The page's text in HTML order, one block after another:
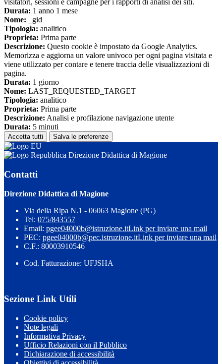
visitatori, sessioni e campagne per i rapporti di analisi dei siti.
Durata: 1 anno 1 mese
Nome: _gid
Tipologia: analitico
Proprieta: Prima parte
Descrizione: Questo cookie è impostato da Google Analytics.
Memorizza e aggiorna un valore univoco per ogni pagina visitata e
viene utilizzato per contare e tenere traccia delle visualizzazioni di
pagina.
Durata: 1 giorno
Nome: LAST_REQUESTED_TARGET
Tipologia: analitico
Proprieta: Prima parte
Descrizione: Analisi e profilazione navigazione utente
Durata: 5 minuti
Accetta tutti Salva le preferenze
Direzione Didattica di Magione
Contatti
Direzione Didattica di Magione
Via della Ripa N.1 - 06063 Magione (PG)
Tel: 075/843557
Email: pgee04000b@istruzione.itLink per inviare una mail
PEC: pgee04000b@pec.istruzione.itLink per inviare una mail
C.F.: 80003910546
Cod. Fatturazione: UFJSHA
Sezione Link Utili
Cookie policy
Note legali
Informativa Privacy
Ufficio Relazioni con il Pubblico
Dichiarazione di accessibilità